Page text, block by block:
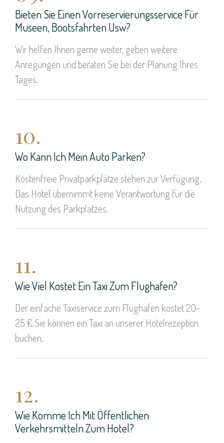
Bieten Sie Einen Vorreservierungsservice Für
Museen, Bootsfahrten Usw?
Wir helfen Ihnen gerne weiter, geben weitere
Anregungen und beraten Sie bei der Planung Ihres
Tages.
10.
Wo Kann Ich Mein Auto Parken?
Kostenfreie Privatparkplätze stehen zur Verfügung.
Das Hotel übernimmt keine Verantwortung für die
Nutzung des Parkplatzes.
11.
Wie Viel Kostet Ein Taxi Zum Flughafen?
Der einfache Taxiservice zum Flughafen kostet 20-
25 €.Sie können ein Taxi an unserer Hotelrezeption
buchen.
12.
Wie Komme Ich Mit Öffentlichen
Verkehrsmitteln Zum Hotel?